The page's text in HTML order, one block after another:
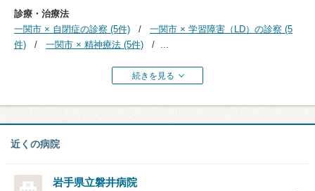
診療・治療法
一関市 × 自閉症の診察 (5件)
一関市 × 学習障害（LD）の診察 (5
件)
一関市 × 精神療法 (5件)
続きを見る
近くの病院
岩手県立磐井病院